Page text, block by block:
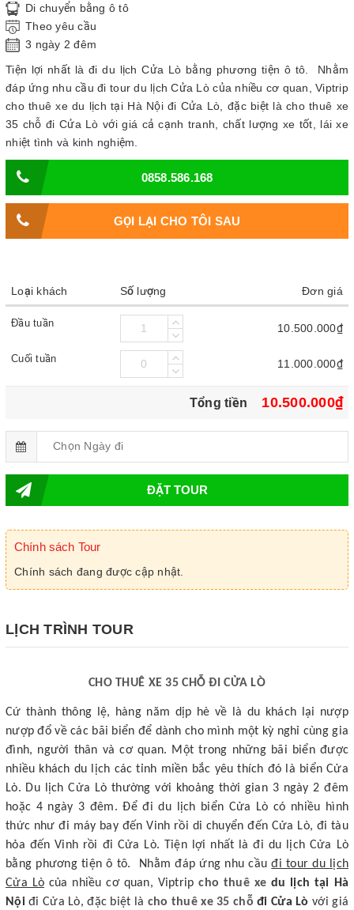
Di chuyển bằng ô tô
Theo yêu cầu
3 ngày 2 đêm
Tiện lợi nhất là đi du lịch Cửa Lò bằng phương tiện ô tô. Nhằm
đáp ứng nhu cầu đi tour du lịch Cửa Lò của nhiều cơ quan, Viptrip
cho thuê xe du lịch tại Hà Nội đi Cửa Lò, đặc biệt là cho thuê xe
35 chỗ đi Cửa Lò với giá cả cạnh tranh, chất lượng xe tốt, lái xe
nhiệt tình và kinh nghiệm.
0858.586.168
GỌI LẠI CHO TÔI SAU
Loại khách Số lượng Đơn giá
Đầu tuần 10.500.000₫
Cuối tuần 11.000.000₫
Tổng tiền 10.500.000₫
ĐẶT TOUR
Chính sách Tour
Chính sách đang được cập nhật.
LỊCH TRÌNH TOUR
CHO THUÊ XE 35 CHỖ ĐI CỬA LÒ
Cứ thành thông lệ, hàng năm dịp hè về là du khách lại nượp
nượp đổ về các bãi biển để dành cho mình một kỳ nghỉ cùng gia
đình, người thân và cơ quan. Một trong những bãi biển được
nhiều khách du lịch các tỉnh miền bắc yêu thích đó là biển Cửa
Lò. Du lịch Cửa Lò thường với khoảng thời gian 3 ngày 2 đêm
hoặc 4 ngày 3 đêm. Để đi du lịch biển Cửa Lò có nhiều hình
thức như đi máy bay đến Vinh rồi di chuyển đến Cửa Lò, đi tàu
hỏa đến Vinh rồi đi Cửa Lò. Tiện lợi nhất là đi du lịch Cửa Lò
bằng phương tiện ô tô. Nhằm đáp ứng nhu cầuđi tour du lịch
Cửa Lò của nhiều cơ quan, Viptripcho thuê xe du lịch tại Hà
Nộiđi Cửa Lò, đặc biệt là cho thuê xe 35 chỗ đi Cửa Lò với giá